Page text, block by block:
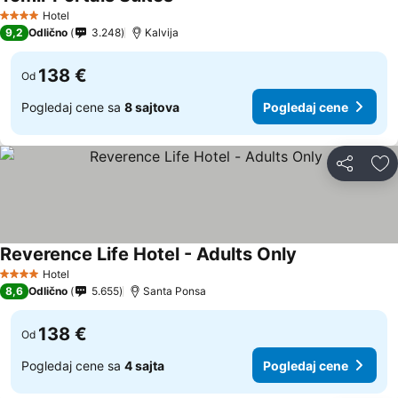
4 ZvezdiceHotel
9,2 Odlično 3.248 Kalvija
Od 138 €
Pogledaj cene sa 8 sajtova Pogledaj cene
Deli
4 ZvezdiceHotel
Reverence Life Hotel - Adults Only
8,6 Odlično 5.655 Santa Ponsa
Od 138 €
Pogledaj cene sa 4 sajta Pogledaj cene